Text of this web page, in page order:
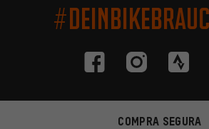
COMPRA SEGURA